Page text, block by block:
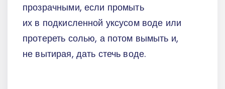
прозрачными, если промыть
их в подкисленной уксусом воде или
протереть солью, а потом вымыть и,
не вытирая, дать стечь воде.